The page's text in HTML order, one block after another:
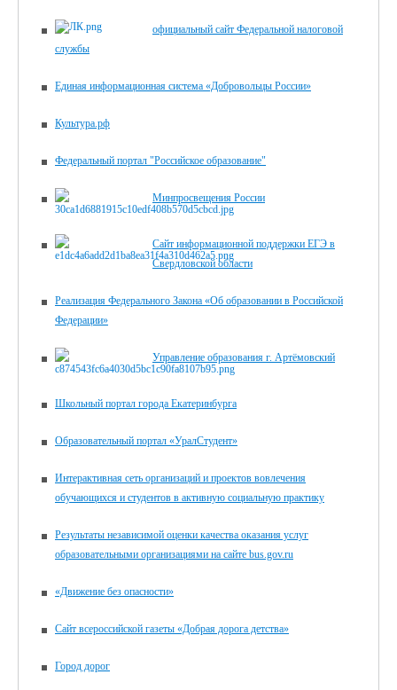
официальный сайт Федеральной налоговой
службы
Единая информационная система «Добровольцы России»
Культура.рф
Федеральный портал "Российское образование"
Минпросвещения России
Сайт информационной поддержки ЕГЭ в
Свердловской области
Реализация Федерального Закона «Об образовании в Российской
Федерации»
Управление образования г. Артёмовский
Школьный портал города Екатеринбурга
Образовательный портал «УралСтудент»
Интерактивная сеть организаций и проектов вовлечения
обучающихся и студентов в активную социальную практику
Результаты независимой оценки качества оказания услуг
образовательными организациями на сайте bus.gov.ru
«Движение без опасности»
Сайт всероссийской газеты «Добрая дорога детства»
Город дорог